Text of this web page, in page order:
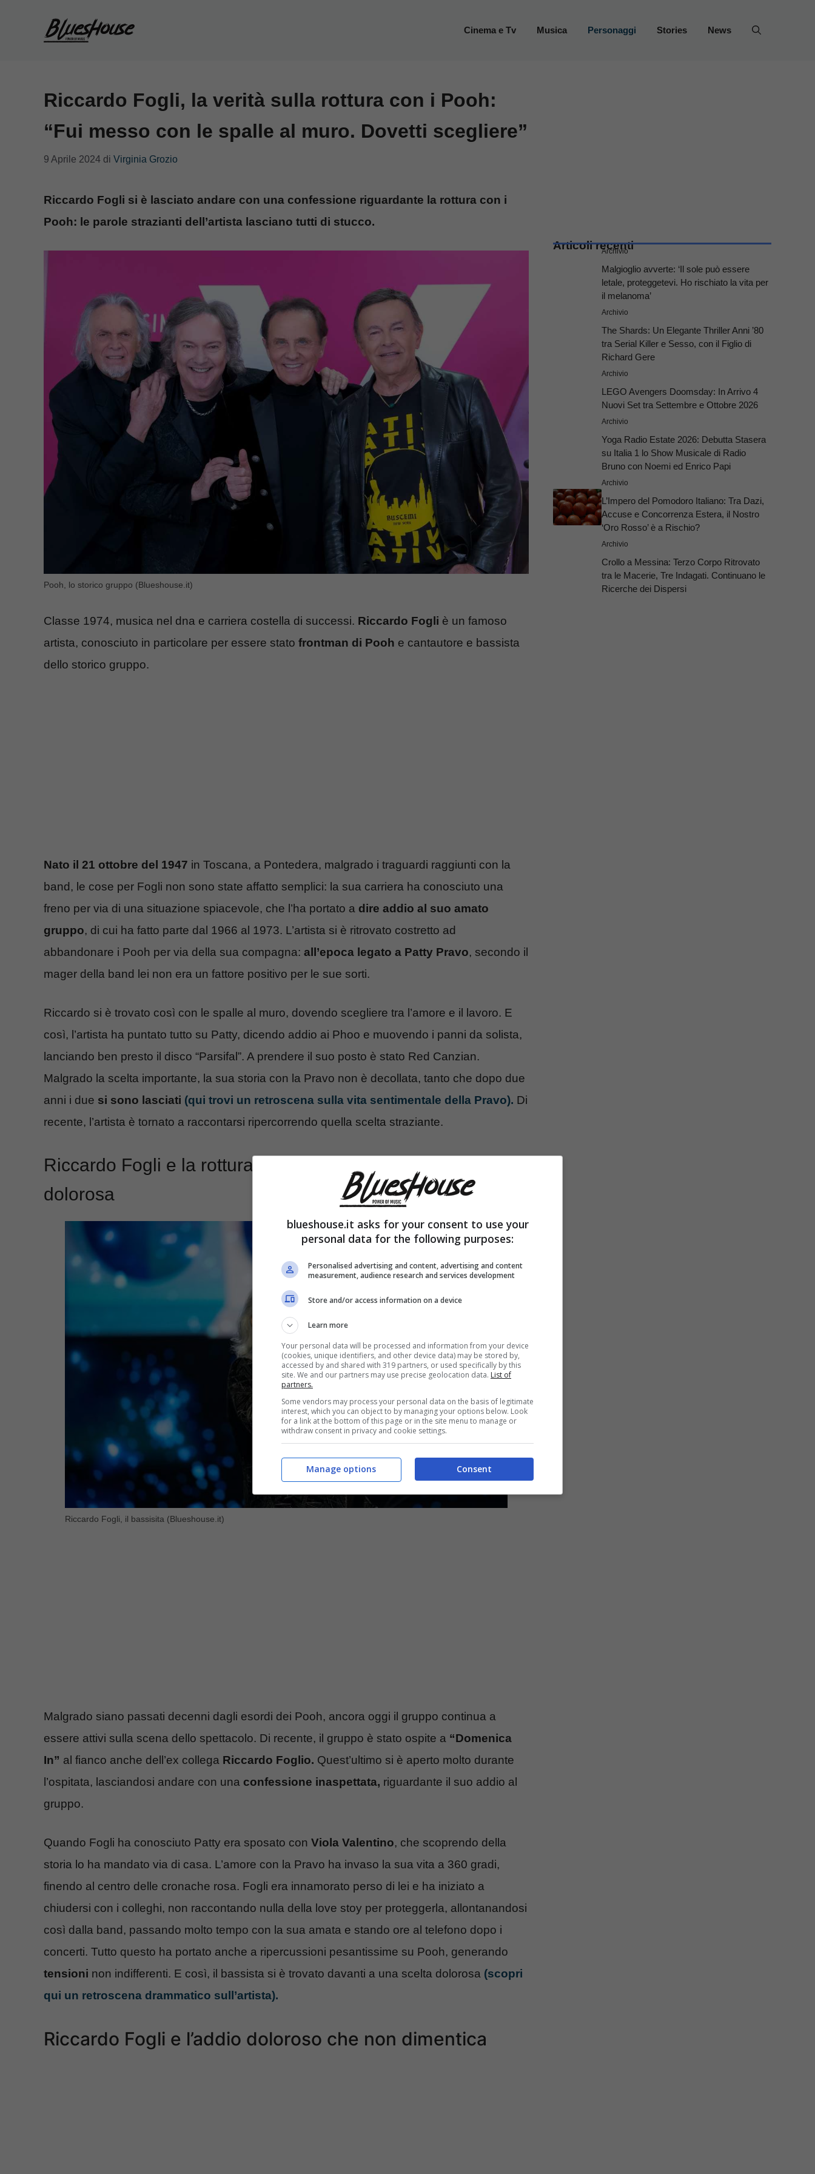
Cinema e Tv Musica Personaggi Stories News
Riccardo Fogli, la verità sulla rottura con i Pooh:
“Fui messo con le spalle al muro. Dovetti scegliere”
9 Aprile 2024 di Virginia Grozio
Riccardo Fogli si è lasciato andare con una confessione riguardante la rottura con i
Pooh: le parole strazianti dell’artista lasciano tutti di stucco.
Pooh, lo storico gruppo (Blueshouse.it)
Classe 1974, musica nel dna e carriera costella di successi. Riccardo Fogli è un famoso
artista, conosciuto in particolare per essere stato frontman di Pooh e cantautore e bassista
dello storico gruppo.
Nato il 21 ottobre del 1947 in Toscana, a Pontedera, malgrado i traguardi raggiunti con la
band, le cose per Fogli non sono state affatto semplici: la sua carriera ha conosciuto una
freno per via di una situazione spiacevole, che l’ha portato a dire addio al suo amato
gruppo, di cui ha fatto parte dal 1966 al 1973. L’artista si è ritrovato costretto ad
abbandonare i Pooh per via della sua compagna: all’epoca legato a Patty Pravo, secondo il
mager della band lei non era un fattore positivo per le sue sorti.
Riccardo si è trovato così con le spalle al muro, dovendo scegliere tra l’amore e il lavoro. E
così, l’artista ha puntato tutto su Patty, dicendo addio ai Phoo e muovendo i panni da solista,
lanciando ben presto il disco “Parsifal”. A prendere il suo posto è stato Red Canzian.
Malgrado la scelta importante, la sua storia con la Pravo non è decollata, tanto che dopo due
anni i due si sono lasciati (qui trovi un retroscena sulla vita sentimentale della Pravo). Di
recente, l’artista è tornato a raccontarsi ripercorrendo quella scelta straziante.
Riccardo Fogli e la rottura con i Pooh: la confessione
dolorosa
Riccardo Fogli, il bassisita (Blueshouse.it)
Malgrado siano passati decenni dagli esordi dei Pooh, ancora oggi il gruppo continua a
essere attivi sulla scena dello spettacolo. Di recente, il gruppo è stato ospite a “Domenica
In” al fianco anche dell’ex collega Riccardo Foglio. Quest’ultimo si è aperto molto durante
l’ospitata, lasciandosi andare con una confessione inaspettata, riguardante il suo addio al
gruppo.
Quando Fogli ha conosciuto Patty era sposato con Viola Valentino, che scoprendo della
storia lo ha mandato via di casa. L’amore con la Pravo ha invaso la sua vita a 360 gradi,
finendo al centro delle cronache rosa. Fogli era innamorato perso di lei e ha iniziato a
chiudersi con i colleghi, non raccontando nulla della love stoy per proteggerla, allontanandosi
così dalla band, passando molto tempo con la sua amata e stando ore al telefono dopo i
concerti. Tutto questo ha portato anche a ripercussioni pesantissime su Pooh, generando
tensioni non indifferenti. E così, il bassista si è trovato davanti a una scelta dolorosa (scopri
qui un retroscena drammatico sull’artista).
Riccardo Fogli e l’addio doloroso che non dimentica
Articoli recenti
Archivio
Malgioglio avverte: ‘Il sole può essere
letale, proteggetevi. Ho rischiato la vita per
il melanoma’
Archivio
The Shards: Un Elegante Thriller Anni ’80
tra Serial Killer e Sesso, con il Figlio di
Richard Gere
Archivio
LEGO Avengers Doomsday: In Arrivo 4
Nuovi Set tra Settembre e Ottobre 2026
Archivio
Yoga Radio Estate 2026: Debutta Stasera
su Italia 1 lo Show Musicale di Radio
Bruno con Noemi ed Enrico Papi
Archivio
L’Impero del Pomodoro Italiano: Tra Dazi,
Accuse e Concorrenza Estera, il Nostro
‘Oro Rosso’ è a Rischio?
Archivio
Crollo a Messina: Terzo Corpo Ritrovato
tra le Macerie, Tre Indagati. Continuano le
Ricerche dei Dispersi
blueshouse.it asks for your consent to use your
personal data for the following purposes:
Personalised advertising and content, advertising and content
measurement, audience research and services development
Store and/or access information on a device
Learn more
Your personal data will be processed and information from your device
(cookies, unique identifiers, and other device data) may be stored by,
accessed by and shared with 319 partners, or used specifically by this
site. We and our partners may use precise geolocation data. List of
partners.
Some vendors may process your personal data on the basis of legitimate
interest, which you can object to by managing your options below. Look
for a link at the bottom of this page or in the site menu to manage or
withdraw consent in privacy and cookie settings.
Consent
Manage options